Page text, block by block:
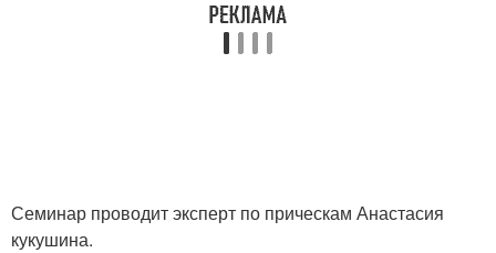
Семинар проводит эксперт по прическам Анастасия
кукушина.